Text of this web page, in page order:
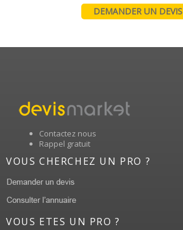
DEMANDER UN DEVIS
Contactez nous
Rappel gratuit
VOUS CHERCHEZ UN PRO ?
VOUS ETES UN PRO ?